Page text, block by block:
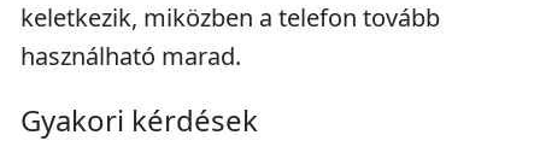
keletkezik, miközben a telefon tovább
használható marad.
Gyakori kérdések